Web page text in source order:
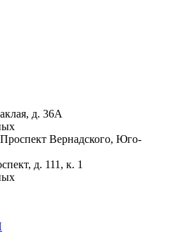
д. 36А
Вернадского, Юго-
д. 111, к. 1